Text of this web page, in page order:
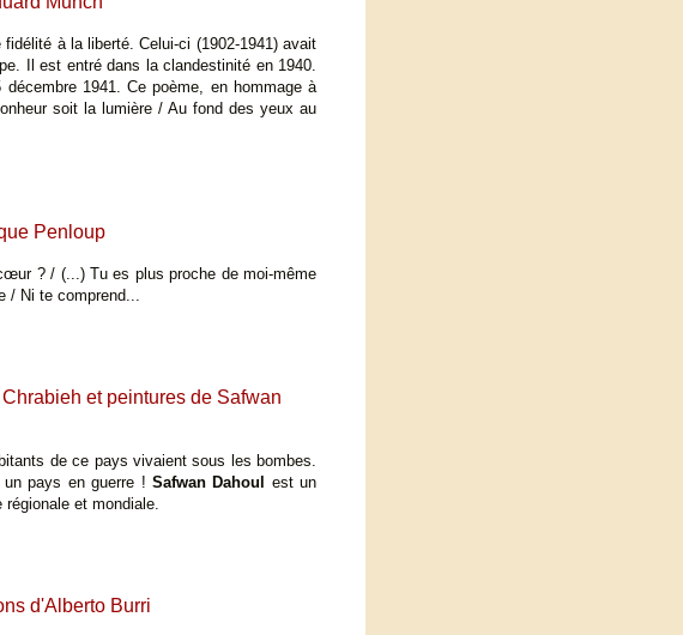
à la liberté. Celui-ci (1902-1941) avait
Il est entré dans la clandestinité en 1940.
1941. Ce poème, en hommage à
soit la lumière / Au fond des yeux au
Penloup
? / (...) Tu es plus proche de moi-même
/ Ni te comprend...
et peintures de Safwan
de ce pays vivaient sous les bombes.
pays en guerre ! Safwan Dahoul
est un
et mondiale.
d'Alberto Burri